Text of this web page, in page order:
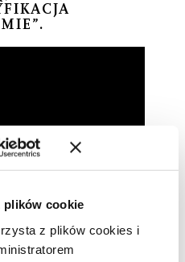
plików cookie
z plików cookies i
PRENUMERATĘ
OTRZYMASZ: